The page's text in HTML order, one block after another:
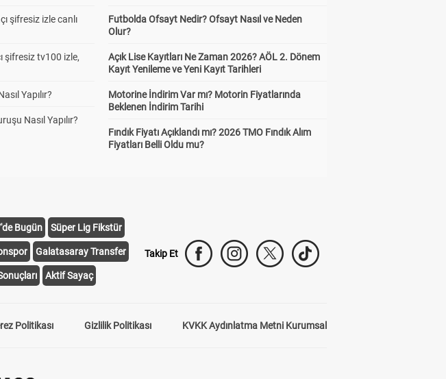
şifresiz izle canlı
şifresiz tv100 izle,
Yapılır?
Nasıl Yapılır?
Futbolda Ofsayt Nedir? Ofsayt Nasıl ve Neden
Olur?
Açık Lise Kayıtları Ne Zaman 2026? AÖL 2. Dönem
Kayıt Yenileme ve Yeni Kayıt Tarihleri
Motorine İndirim Var mı? Motorin Fiyatlarında
Beklenen İndirim Tarihi
Fındık Fiyatı Açıklandı mı? 2026 TMO Fındık Alım
Fiyatları Belli Oldu mu?
Bugün Süper Lig Fikstür
Galatasaray Transfer
Aktif Sayaç
Takip Et
Politikası Gizlilik Politikası KVKK Aydınlatma Metni Kurumsal